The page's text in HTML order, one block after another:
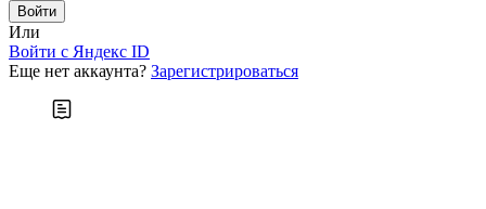
Или
Войти c Яндекс ID
Еще нет аккаунта? Зарегистрироваться